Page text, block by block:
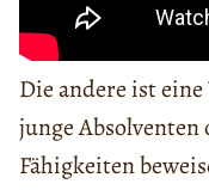
Die andere ist
junge
Fähigkeiten